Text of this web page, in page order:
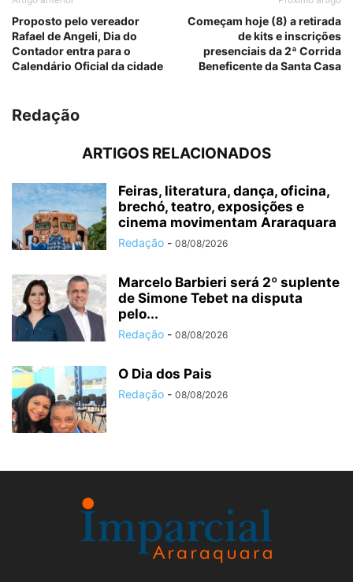
Proposto pelo vereador
Rafael de Angeli, Dia do
Contador entra para o
Calendário Oficial da cidade
Começam hoje (8) a retirada
de kits e inscrições
presenciais da 2ª Corrida
Beneficente da Santa Casa
Redação
ARTIGOS RELACIONADOS
Feiras, literatura, dança, oficina,
brechó, teatro, exposições e
cinema movimentam Araraquara
Redação - 08/08/2026
Marcelo Barbieri será 2º suplente
de Simone Tebet na disputa
pelo...
Redação - 08/08/2026
O Dia dos Pais
Redação - 08/08/2026